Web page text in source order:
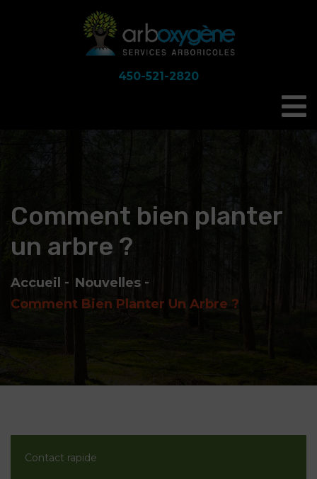
450-521-2820
Comment bien planter
un arbre ?
Accueil
Nouvelles
Comment Bien Planter Un Arbre ?
Contact rapide